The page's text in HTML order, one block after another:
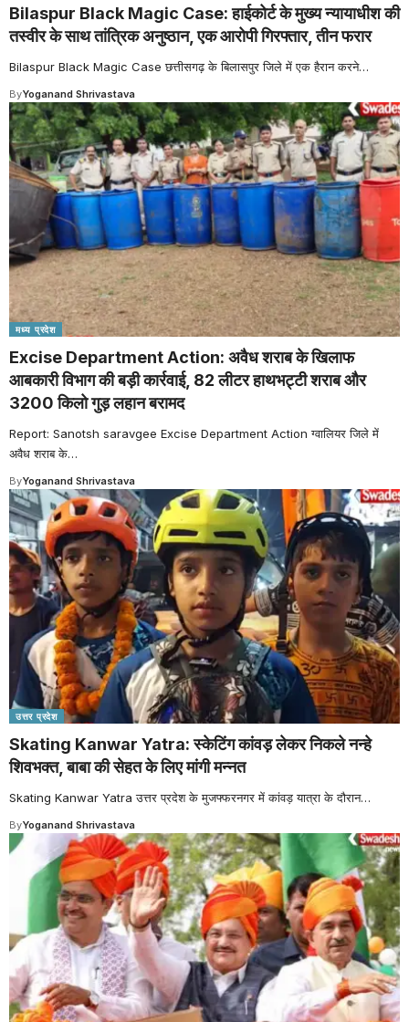
Bilaspur Black Magic Case: हाईकोर्ट के मुख्य न्यायाधीश की
तस्वीर के साथ तांत्रिक अनुष्ठान, एक आरोपी गिरफ्तार, तीन फरार
Bilaspur Black Magic Case छत्तीसगढ़ के बिलासपुर जिले में एक हैरान करने…
ByYoganand Shrivastava
मध्य प्रदेश
Excise Department Action: अवैध शराब के खिलाफ
आबकारी विभाग की बड़ी कार्रवाई, 82 लीटर हाथभट्टी शराब और
3200 किलो गुड़ लहान बरामद
Report: Sanotsh saravgee Excise Department Action ग्वालियर जिले में
अवैध शराब के…
ByYoganand Shrivastava
उत्तर प्रदेश
Skating Kanwar Yatra: स्केटिंग कांवड़ लेकर निकले नन्हे
शिवभक्त, बाबा की सेहत के लिए मांगी मन्नत
Skating Kanwar Yatra उत्तर प्रदेश के मुजफ्फरनगर में कांवड़ यात्रा के दौरान…
ByYoganand Shrivastava